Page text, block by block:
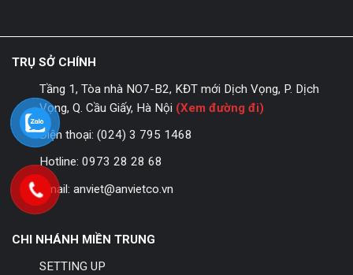
TRỤ SỞ CHÍNH
Tầng 1, Tòa nhà NO7-B2, KĐT mới Dịch Vọng, P. Dịch
Vọng, Q. Cầu Giấy, Hà Nội (Xem đường đi)
Điện thoại:(024) 3 795 1468
Hotline:0973 28 28 68
Email:anviet@anvietco.vn
CHI NHÁNH MIỀN TRUNG
SETTING UP